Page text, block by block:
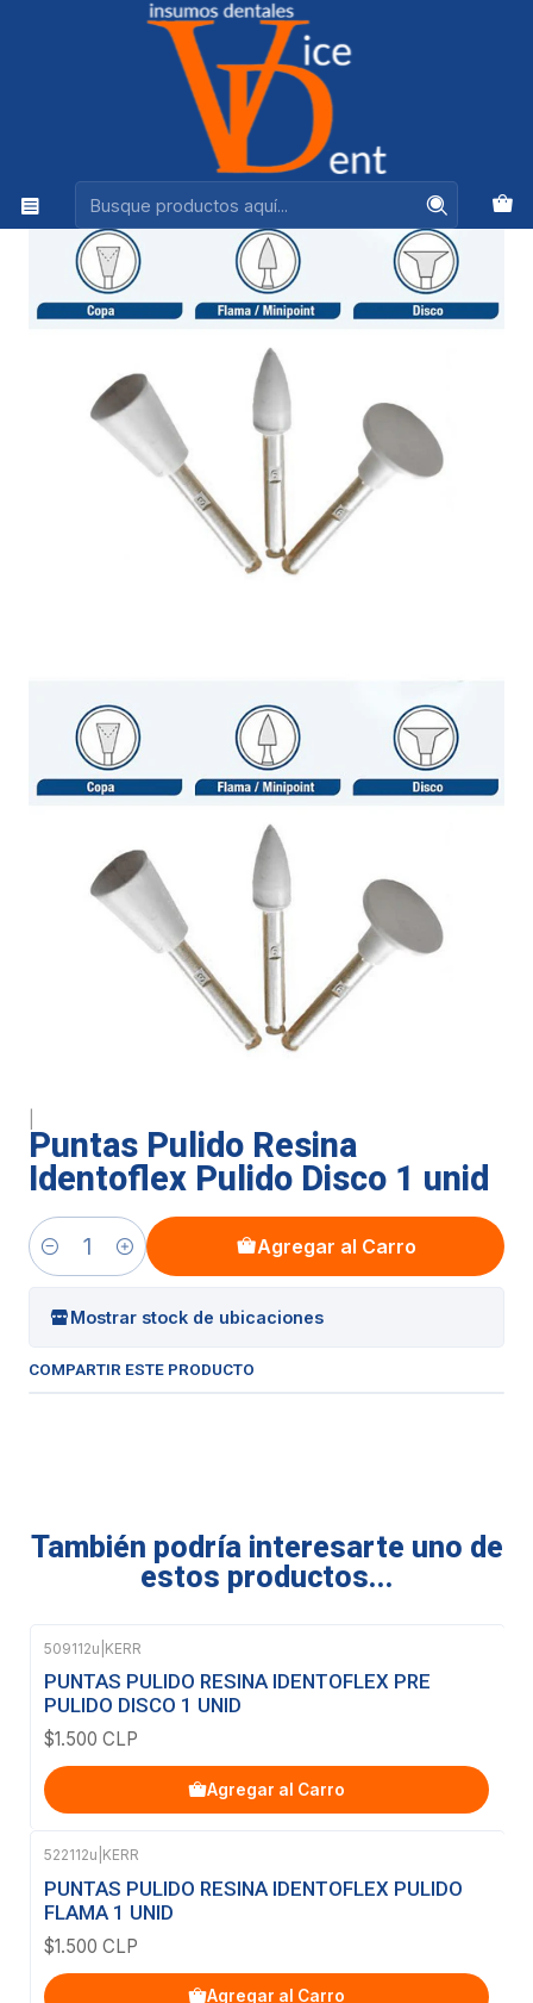
Ventas +56944575313
Puntas Pulido Resina Identoflex Pulido Disco 1 unid
Puntas Pulido Resina
Identoflex Pulido Disco 1 unid
Cantidad
Agregar al Carro
Mostrar stock de ubicaciones
COMPARTIR ESTE PRODUCTO
También podría interesarte uno de
estos productos...
509112u KERR
PUNTAS PULIDO RESINA IDENTOFLEX PRE
PULIDO DISCO 1 UNID
$1.500 CLP
Agregar al Carro
522112u KERR
PUNTAS PULIDO RESINA IDENTOFLEX PULIDO
FLAMA 1 UNID
$1.500 CLP
Agregar al Carro